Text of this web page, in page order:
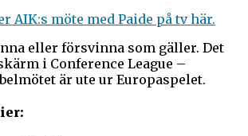
AIK:s möte med Paide på tv här.
eller försvinna som gäller. Det
i Conference League –
är ute ur Europaspelet.